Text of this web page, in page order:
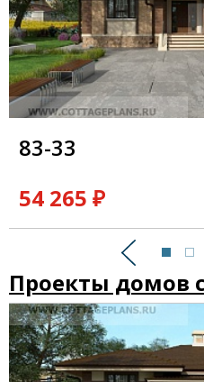
83-33
54 265 ₽
Проекты домов